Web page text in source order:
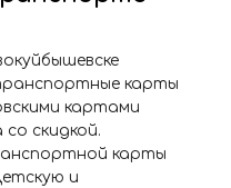
карты
картами
скидкой.
карты
и